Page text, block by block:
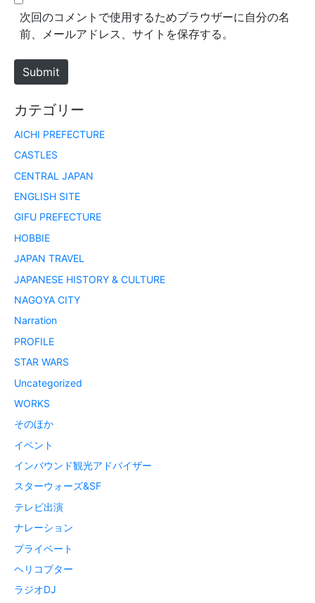
*
e
次回のコメントで使用するためブラウザーに自分の名
前、メールアドレス、サイトを保存する。
Submit
カテゴリー
AICHI PREFECTURE
CASTLES
CENTRAL JAPAN
ENGLISH SITE
GIFU PREFECTURE
HOBBIE
JAPAN TRAVEL
JAPANESE HISTORY & CULTURE
NAGOYA CITY
Narration
PROFILE
STAR WARS
Uncategorized
WORKS
そのほか
イベント
インバウンド観光アドバイザー
スターウォーズ&SF
テレビ出演
ナレーション
プライベート
ヘリコプター
ラジオDJ